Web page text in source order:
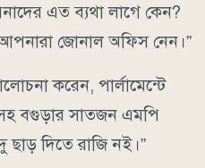
এত ব্যথা লাগে কেন?
জোনাল অফিস নেন।”
করেন, পার্লামেন্টে
বগুড়ার সাতজন এমপি
ছাড় দিতে রাজি নই।”